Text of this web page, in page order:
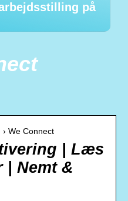
på
We Connect
| Læs
| Nemt &